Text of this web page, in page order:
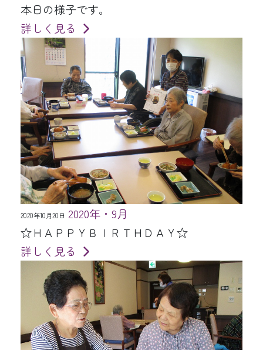
本日の様子です。
詳しく見る
2020年10月20日 2020年・9月
☆ＨＡＰＰＹＢＩＲＴＨＤＡＹ☆
詳しく見る